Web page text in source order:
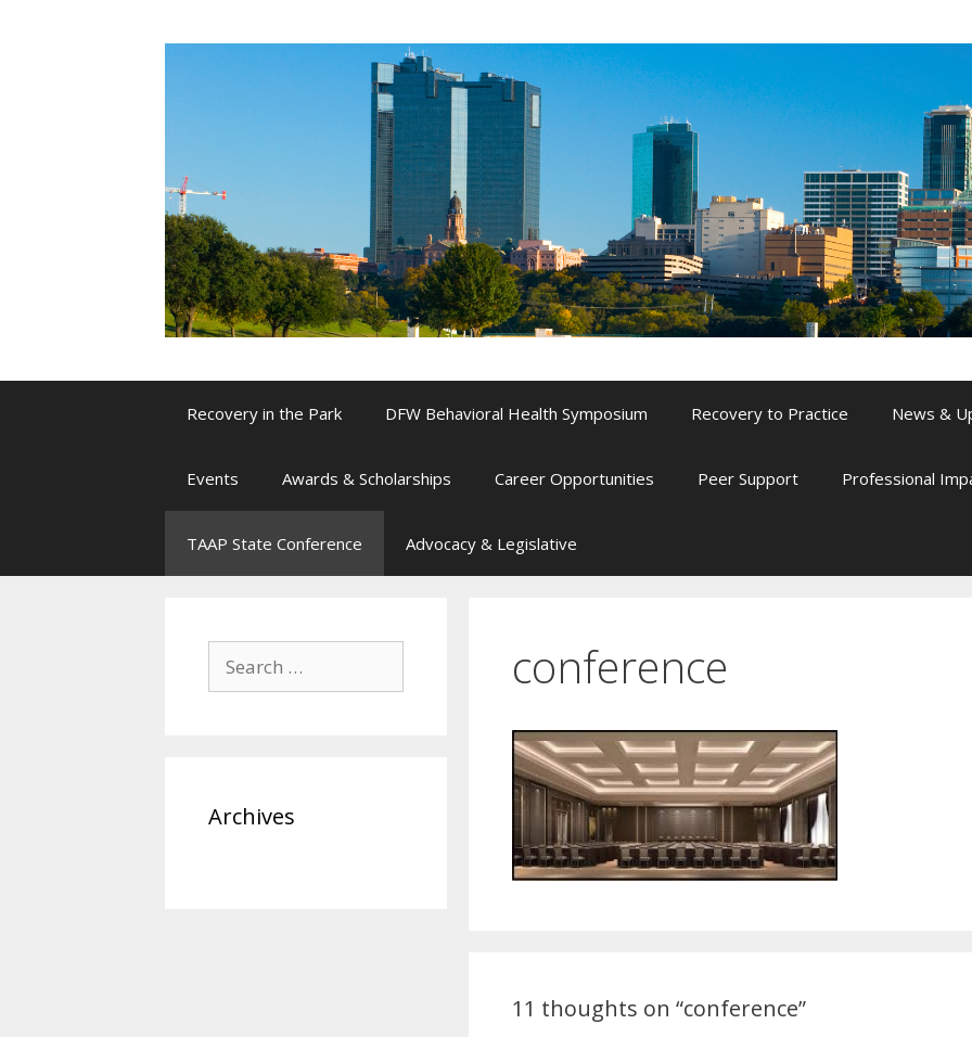
Recovery in the Park DFW Behavioral Health Symposium Recovery to Practice News &
Events Awards & Scholarships Career Opportunities Peer Support Professional
TAAP State Conference Advocacy & Legislative
conference
11 thoughts on “conference”
for:
Archives